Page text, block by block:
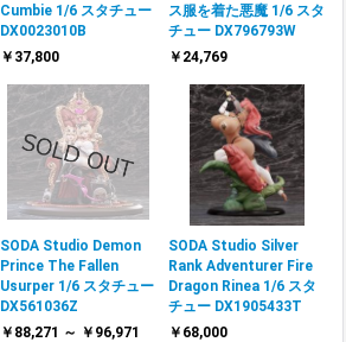
Cumbie 1/6 スタチュー
DX0023010B
￥37,800
ス服を着た悪魔 1/6 スタ
チュー DX796793W
￥24,769
SODA Studio Demon
Prince The Fallen
Usurper 1/6 スタチュー
DX561036Z
￥88,271 ～ ￥96,971
SODA Studio Silver
Rank Adventurer Fire
Dragon Rinea 1/6 スタ
チュー DX1905433T
￥68,000